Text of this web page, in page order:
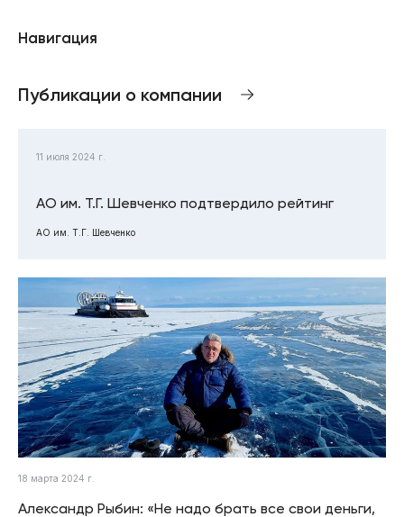
Навигация
Публикации о компании
11 июля 2024 г.
АО им. Т.Г. Шевченко подтвердило рейтинг
АО им. Т.Г. Шевченко
18 марта 2024 г.
Александр Рыбин: «Не надо брать все свои деньги,